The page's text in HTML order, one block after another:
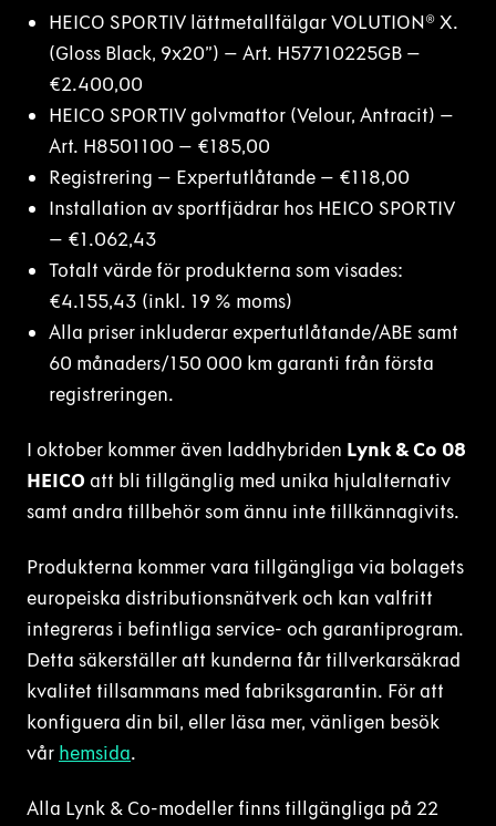
HEICO SPORTIV lättmetallfälgar VOLUTION® X.
(Gloss Black, 9x20”) – Art. H57710225GB –
€2.400,00
HEICO SPORTIV golvmattor (Velour, Antracit) –
Art. H8501100 – €185,00
Registrering – Expertutlåtande – €118,00
Installation av sportfjädrar hos HEICO SPORTIV
– €1.062,43
Totalt värde för produkterna som visades:
€4.155,43 (inkl. 19 % moms)
Alla priser inkluderar expertutlåtande/ABE samt
60 månaders/150 000 km garanti från första
registreringen.
I oktober kommer även laddhybriden Lynk & Co 08
HEICO att bli tillgänglig med unika hjulalternativ
samt andra tillbehör som ännu inte tillkännagivits.
Produkterna kommer vara tillgängliga via bolagets
europeiska distributionsnätverk och kan valfritt
integreras i befintliga service- och garantiprogram.
Detta säkerställer att kunderna får tillverkarsäkrad
kvalitet tillsammans med fabriksgarantin. För att
konfiguera din bil, eller läsa mer, vänligen besök
vår hemsida.
Alla Lynk & Co-modeller finns tillgängliga på 22